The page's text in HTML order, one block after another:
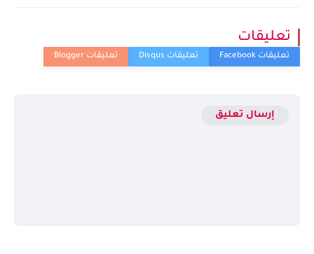
تعليقات
إرسال تعليق